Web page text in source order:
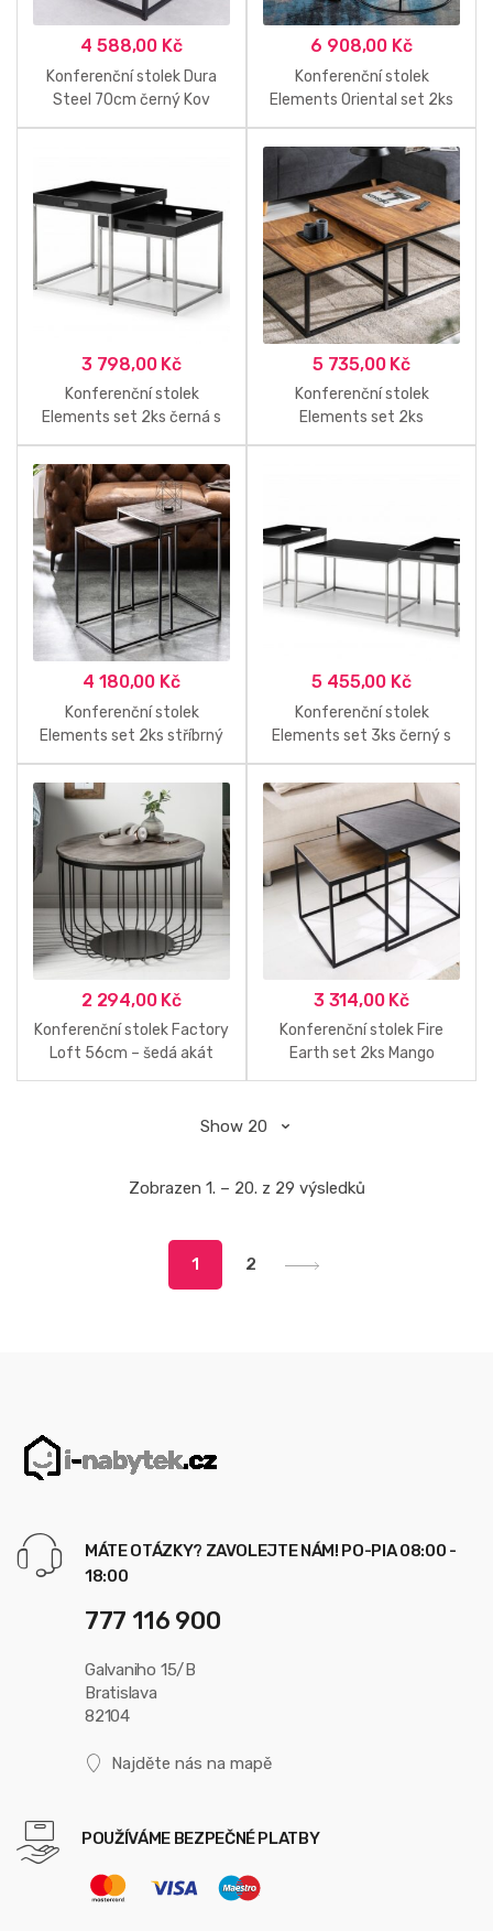
4 588,00 Kč
Konferenční stolek Dura
Steel 70cm černý Kov
6 908,00 Kč
Konferenční stolek
Elements Oriental set 2ks
stříbrný
3 798,00 Kč
Konferenční stolek
Elements set 2ks černá s
podnosy
5 735,00 Kč
Konferenční stolek
Elements set 2ks
Sheesham
4 180,00 Kč
Konferenční stolek
Elements set 2ks stříbrný
černý
5 455,00 Kč
Konferenční stolek
Elements set 3ks černý s
podnosy
2 294,00 Kč
Konferenční stolek Factory
Loft 56cm – šedá akát
3 314,00 Kč
Konferenční stolek Fire
Earth set 2ks Mango
Břidlice
Zobrazen 1. – 20. z 29 výsledků
1 2
MÁTE OTÁZKY? ZAVOLEJTE NÁM! PO-PIA 08:00 -
18:00
777 116 900
Galvaniho 15/B
Bratislava
82104
Najděte nás na mapě
POUŽÍVÁME BEZPEČNÉ PLATBY